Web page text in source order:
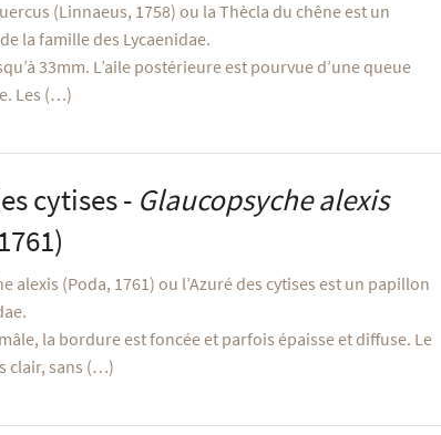
(Linnaeus, 1758) ou la Thècla du chêne est un
la famille des Lycaenidae.
33mm. L’aile postérieure est pourvue d’une queue
Les (…)
cytises - Glaucopsyche alexis
alexis (Poda, 1761) ou l’Azuré des cytises est un papillon
la bordure est foncée et parfois épaisse et diffuse. Le
clair, sans (…)